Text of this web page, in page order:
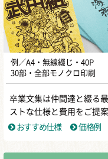
いま
る！
プロ
同人
会の申
「同
じめ
なお
例／A4・無線綴じ・40P
30部・全部モノクロ印刷
卒業文集は仲間達と綴る
ストな仕様と費用をご提案
おすすめ仕様
価格例